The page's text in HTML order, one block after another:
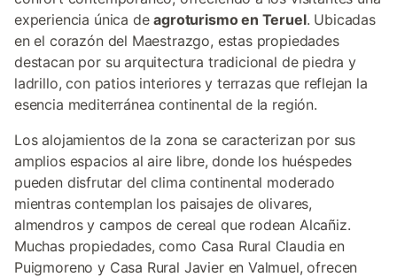
experiencia única deagroturismo en Teruel. Ubicadas
en el corazón del Maestrazgo, estas propiedades
destacan por su arquitectura tradicional de piedra y
ladrillo, con patios interiores y terrazas que reflejan la
esencia mediterránea continental de la región.
Los alojamientos de la zona se caracterizan por sus
amplios espacios al aire libre, donde los huéspedes
pueden disfrutar del clima continental moderado
mientras contemplan los paisajes de olivares,
almendros y campos de cereal que rodean Alcañiz.
Muchas propiedades, como Casa Rural Claudia en
Puigmoreno y Casa Rural Javier en Valmuel, ofrecen